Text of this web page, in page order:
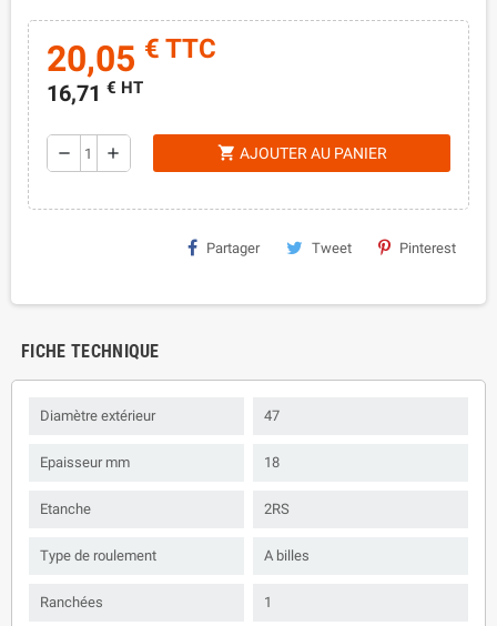
20,05 € TTC
16,71 € HT
remove add shopping_cart AJOUTER AU PANIER
Partager Tweet Pinterest
FICHE TECHNIQUE
Diamètre extérieur 47
Epaisseur mm 18
Etanche 2RS
Type de roulement A billes
Ranchées 1